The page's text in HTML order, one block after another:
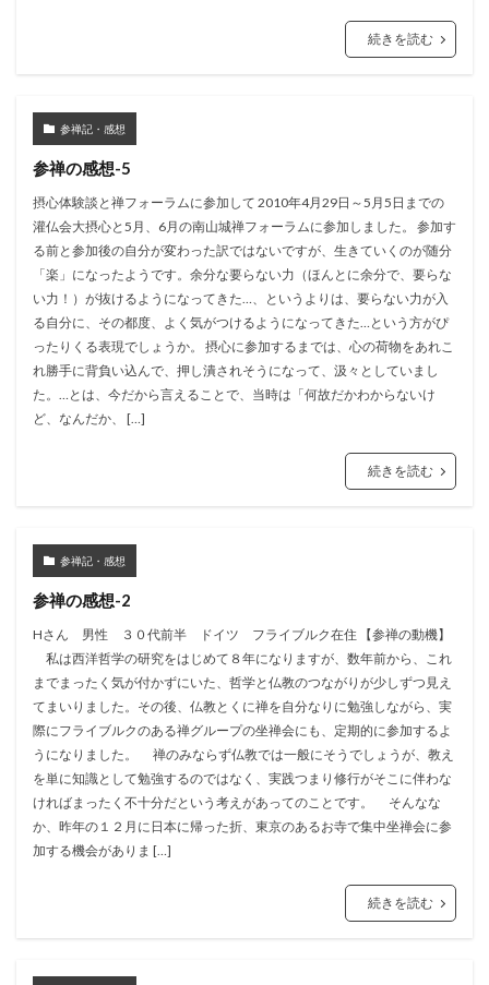
続きを読む
参禅記・感想
参禅の感想-5
摂心体験談と禅フォーラムに参加して 2010年4月29日～5月5日までの
灌仏会大摂心と5月、6月の南山城禅フォーラムに参加しました。 参加す
る前と参加後の自分が変わった訳ではないですが、生きていくのが随分
「楽」になったようです。余分な要らない力（ほんとに余分で、要らな
い力！）が抜けるようになってきた…、というよりは、要らない力が入
る自分に、その都度、よく気がつけるようになってきた…という方がぴ
ったりくる表現でしょうか。 摂心に参加するまでは、心の荷物をあれこ
れ勝手に背負い込んで、押し潰されそうになって、汲々としていまし
た。…とは、今だから言えることで、当時は「何故だかわからないけ
ど、なんだか、 […]
続きを読む
参禅記・感想
参禅の感想-2
Hさん 男性 ３０代前半 ドイツ フライブルク在住 【参禅の動機】
私は西洋哲学の研究をはじめて８年になりますが、数年前から、これ
までまったく気が付かずにいた、哲学と仏教のつながりが少しずつ見え
てまいりました。その後、仏教とくに禅を自分なりに勉強しながら、実
際にフライブルクのある禅グループの坐禅会にも、定期的に参加するよ
うになりました。 禅のみならず仏教では一般にそうでしょうが、教え
を単に知識として勉強するのではなく、実践つまり修行がそこに伴わな
ければまったく不十分だという考えがあってのことです。 そんなな
か、昨年の１２月に日本に帰った折、東京のあるお寺で集中坐禅会に参
加する機会がありま […]
続きを読む